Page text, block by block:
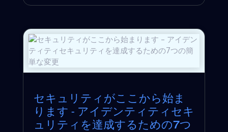
セキュリティがここから始ま
ります - アイデンティティセキ
ュリティを達成するための7つ